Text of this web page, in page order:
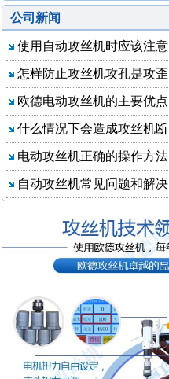
公司新闻
使用自动攻丝机时应该注意
怎样防止攻丝机攻孔是攻歪
欧德电动攻丝机的主要优点
什么情况下会造成攻丝机断
电动攻丝机正确的操作方法
自动攻丝机常见问题和解决